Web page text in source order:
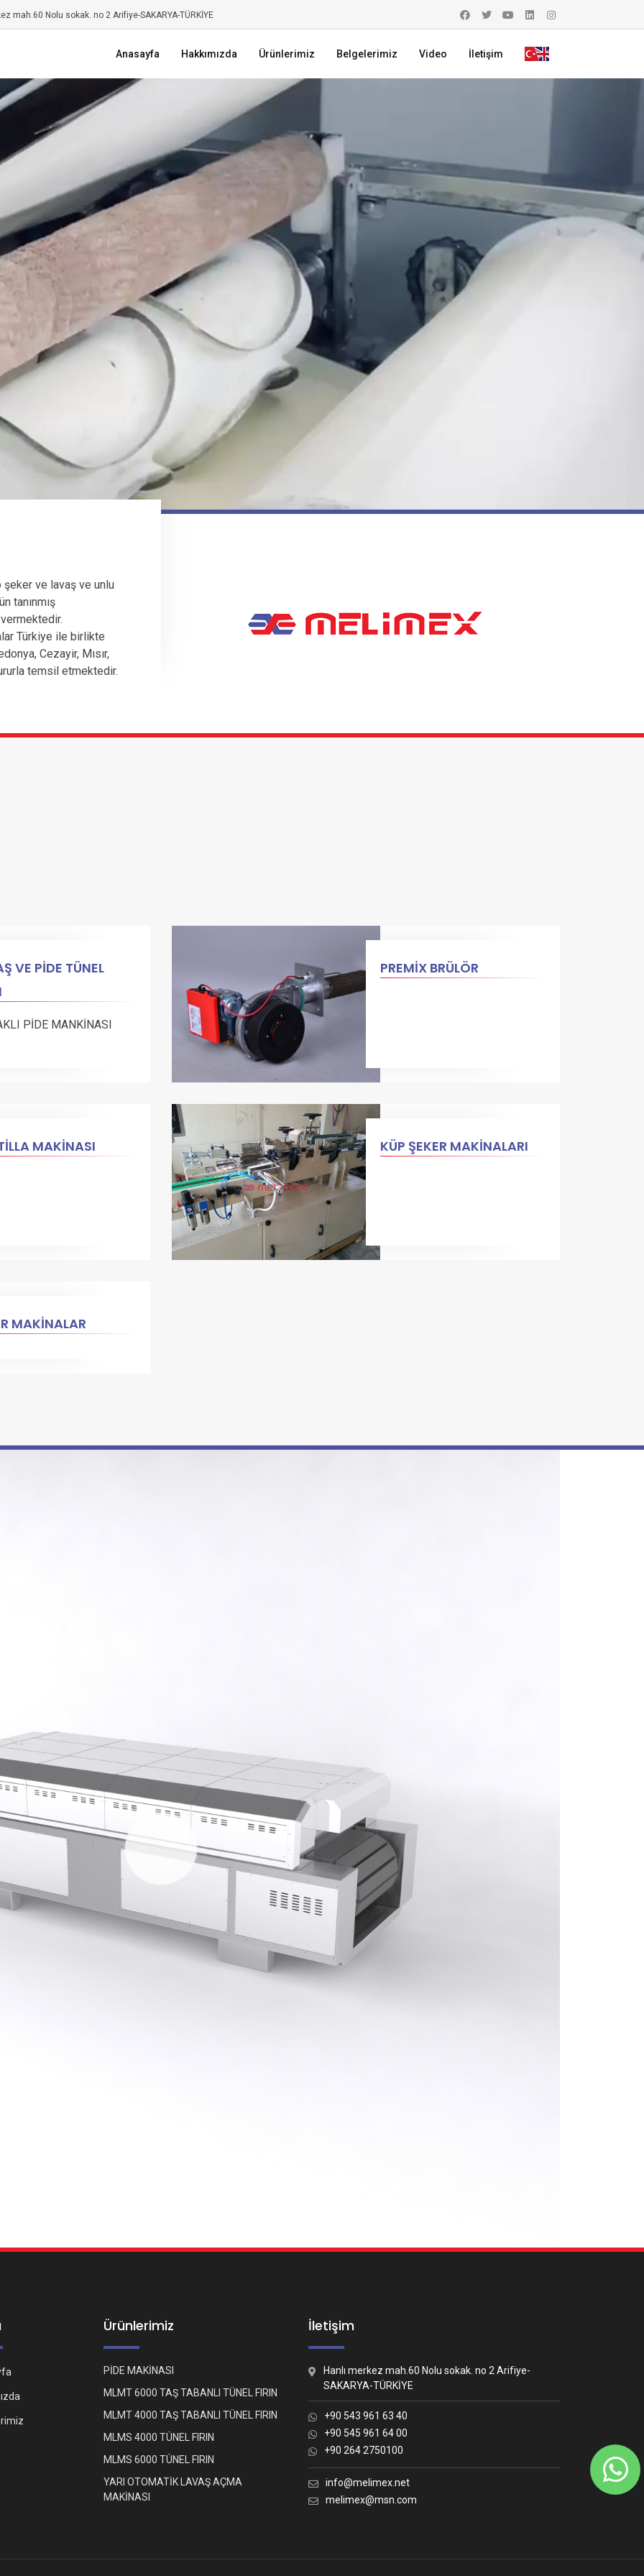
mah.60 Nolu sokak. no 2 Arifiye-SAKARYA-TÜRKİYE
Anasayfa Hakkımızda Ürünlerimiz Belgelerimiz Video İletişim
şeker ve lavaş ve unlu
tanınmış
Türkiye ile birlikte
Cezayir, Mısır,
temsil etmektedir.
VE PİDE TÜNEL
PİDE MANKİNASI
PREMİX BRÜLÖR
MAKİNASI KÜP ŞEKER MAKİNALARI
MAKİNALAR
Ürünlerimiz
PİDE MAKİNASI
MLMT 6000 TAŞ TABANLI TÜNEL FIRIN
MLMT 4000 TAŞ TABANLI TÜNEL FIRIN
MLMS 4000 TÜNEL FIRIN
MLMS 6000 TÜNEL FIRIN
YARI OTOMATİK LAVAŞ AÇMA
MAKİNASI
İletişim
Hanlı merkez mah.60 Nolu sokak. no 2 Arifiye-
SAKARYA-TÜRKİYE
+90 543 961 63 40
+90 545 961 64 00
+90 264 2750100
info@melimex.net
melimex@msn.com